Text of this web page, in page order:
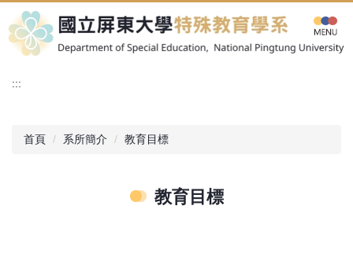
到
主
:::
首頁 系所簡介 教育目標
教育目標